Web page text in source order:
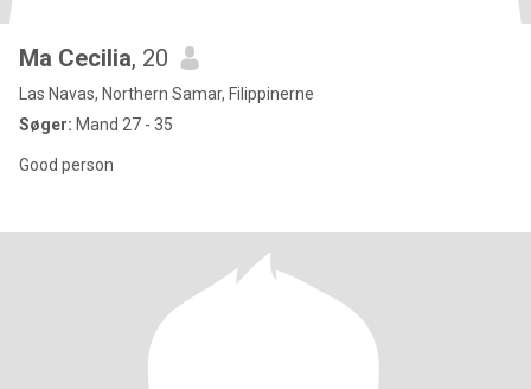
Ma Cecilia, 20
Las Navas, Northern Samar, Filippinerne
Søger: Mand 27 - 35
Good person